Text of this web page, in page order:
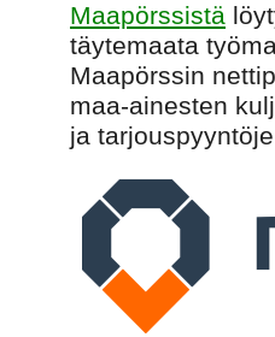
Maapörssistä
täytemaata
Maapörssin
maa-ainesten
ja